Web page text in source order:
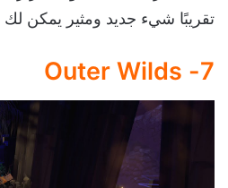
تقريبًا شيء جديد ومثير يمكن
7- Outer Wilds